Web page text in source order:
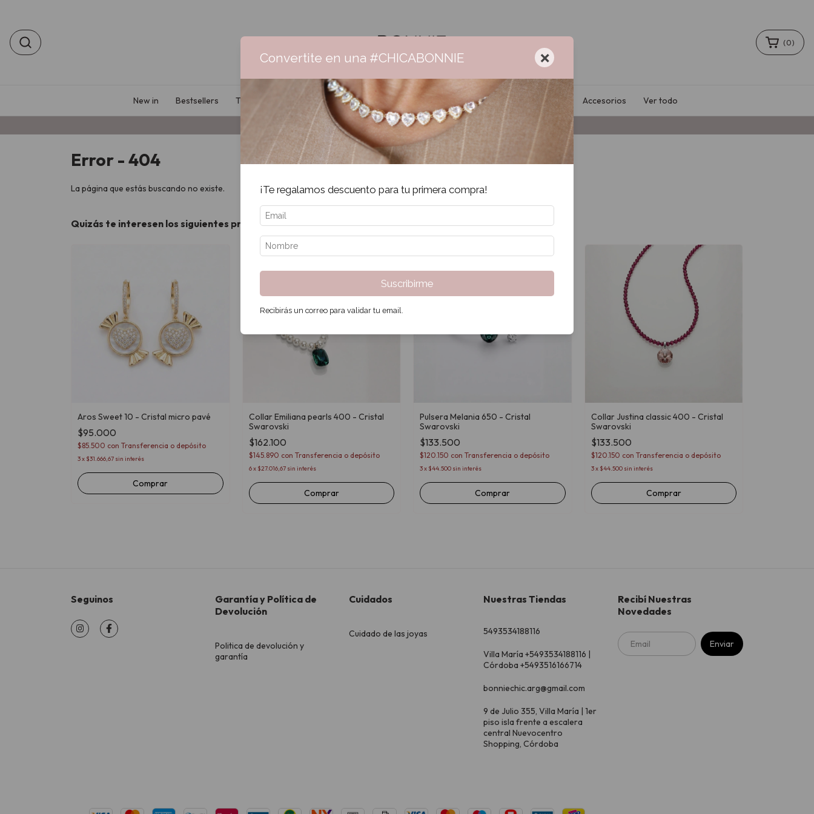
Envío gratis +$160.000 | 3 cuotas sin interés | 6 cuotas + $160.000
(0)
New in Bestsellers Tu primer Bonnie Ceramica Collares Pulseras Anillos Sale Accesorios Ver todo
Error - 404
La página que estás buscando no existe.
Quizás te interesen los siguientes productos.
Aros Sweet 10 - Cristal micro pavé
$95.000
$85.500 con Transferencia o depósito
3x $31.666,67 sin interés
Comprar
Collar Emiliana pearls 400 - Cristal
Swarovski
$162.100
$145.890 con Transferencia o depósito
6x $27.016,67 sin interés
Comprar
Pulsera Melania 650 - Cristal
Swarovski
$133.500
$120.150 con Transferencia o depósito
3x $44.500 sin interés
Comprar
Collar Justina classic 400 - Cristal
Swarovski
$133.500
$120.150 con Transferencia o depósito
3x $44.500 sin interés
Comprar
Seguinos
Garantía y Política de
Devolución
Politica de devolución y
garantía
Cuidados
Cuidado de las joyas
Nuestras Tiendas
5493534188116
Villa María +5493534188116 |
Córdoba +5493516166714
bonniechic.arg@gmail.com
9 de Julio 355, Villa María | 1er
piso isla frente a escalera
central Nuevocentro
Shopping, Córdoba
Recibí Nuestras
Novedades
Convertite en una #CHICABONNIE ×
¡Te regalamos descuento para tu primera compra!
Suscribirme
Recibirás un correo para validar tu email.